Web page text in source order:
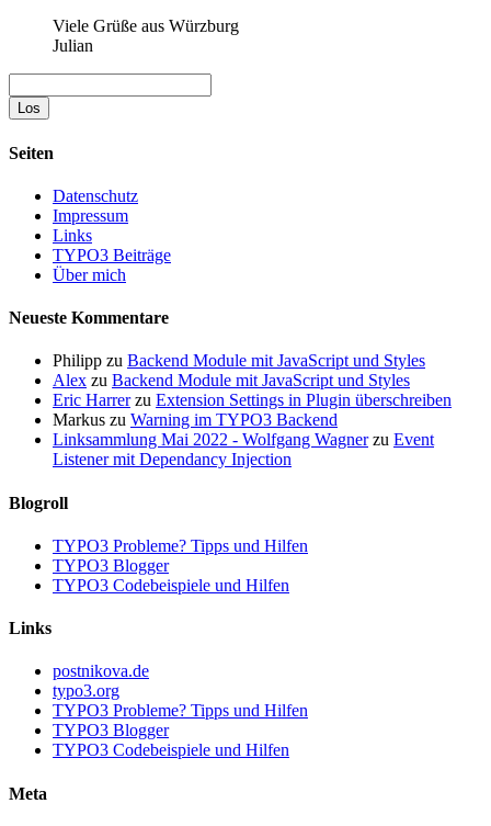
Viele Grüße aus Würzburg
Julian
Seiten
Datenschutz
Impressum
Links
TYPO3 Beiträge
Über mich
Neueste Kommentare
Philipp zu Backend Module mit JavaScript und Styles
Alex zu Backend Module mit JavaScript und Styles
Eric Harrerzu Extension Settings in Plugin überschreiben
Markus zu Warning im TYPO3 Backend
Linksammlung Mai 2022 - Wolfgang Wagnerzu Event
Listener mit Dependancy Injection
Blogroll
TYPO3 Probleme? Tipps und Hilfen
TYPO3 Blogger
TYPO3 Codebeispiele und Hilfen
Links
postnikova.de
typo3.org
TYPO3 Probleme? Tipps und Hilfen
TYPO3 Blogger
TYPO3 Codebeispiele und Hilfen
Meta